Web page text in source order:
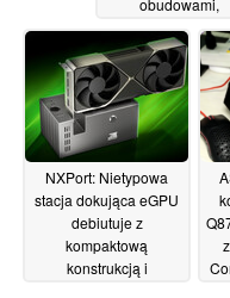
chłodzeniami i
zasilaczami, oferta
do 13 grudnia
13/11/
NXPort: Nietypowa
stacja dokująca eGPU
debiutuje z
kompaktową
konstrukcją i